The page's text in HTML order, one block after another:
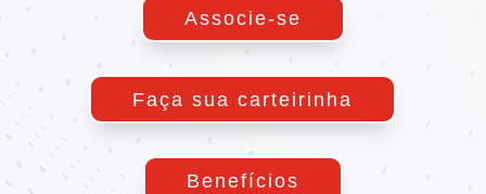
Associe-se
Faça sua carteirinha
Benefícios